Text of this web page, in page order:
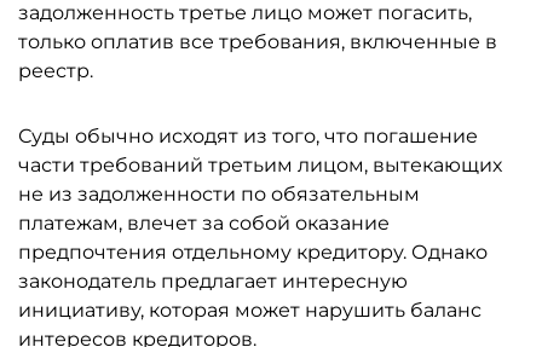
задолженность третье лицо может погасить,
только оплатив все требования, включенные в
реестр.
Суды обычно исходят из того, что погашение
части требований третьим лицом, вытекающих
не из задолженности по обязательным
платежам, влечет за собой оказание
предпочтения отдельному кредитору. Однако
законодатель предлагает интересную
инициативу, которая может нарушить баланс
интересов кредиторов.